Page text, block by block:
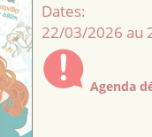
Dates:
22/03/2026 au
Agenda